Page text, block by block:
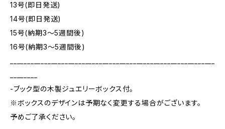
13号(即日発送)
14号(即日発送)
15号(納期3～5週間後)
16号(納期3～5週間後)
-ブック型の木製ジュエリーボックス付。
※ボックスのデザインは予期なく変更する場合がございます。
予めご了承ください。